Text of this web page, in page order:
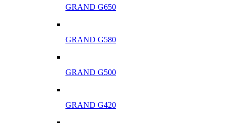
GRAND G650
GRAND G580
GRAND G500
GRAND G420